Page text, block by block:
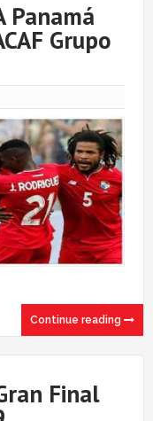
Panamá
Grupo
Continue reading
Final